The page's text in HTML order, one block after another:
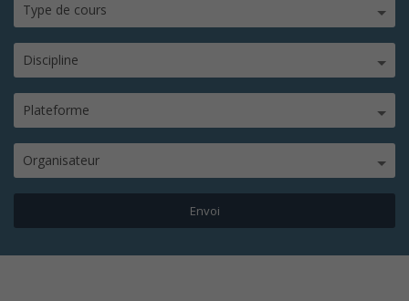
Type de cours
Discipline
Plateforme
Organisateur